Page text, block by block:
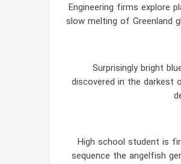
Engineering firms explore
slow melting of Greenland
Surprisingly bright
discovered in the darkest
High school student is
sequence the angelfish